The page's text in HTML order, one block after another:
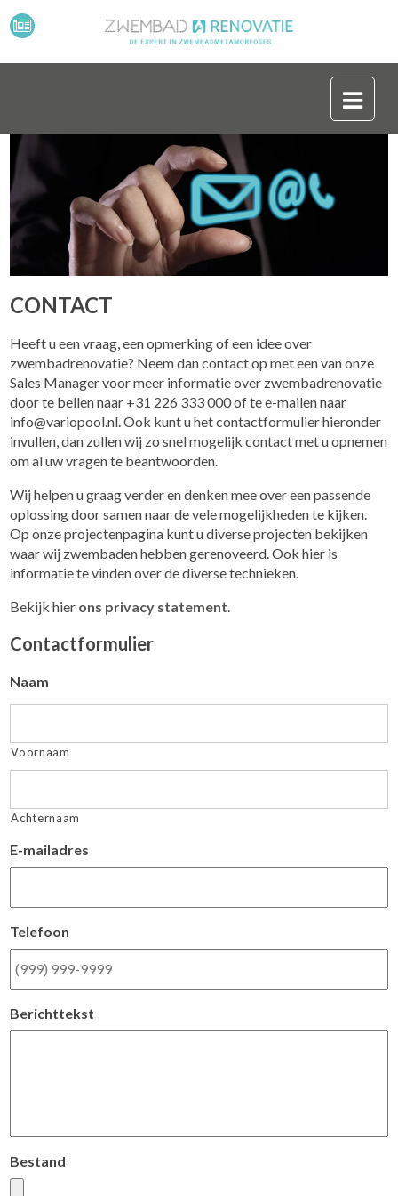
CONTACT
Heeft u een vraag, een opmerking of een idee over
zwembadrenovatie? Neem dan contact op met een van onze
Sales Manager voor meer informatie over zwembadrenovatie
door te bellen naar +31 226 333 000 of te e-mailen naar
info@variopool.nl. Ook kunt u het contactformulier hieronder
invullen, dan zullen wij zo snel mogelijk contact met u opnemen
om al uw vragen te beantwoorden.
Wij helpen u graag verder en denken mee over een passende
oplossing door samen naar de vele mogelijkheden te kijken.
Op onze projectenpagina kunt u diverse projecten bekijken
waar wij zwembaden hebben gerenoveerd. Ook hier is
informatie te vinden over de diverse technieken.
Bekijk hier ons privacy statement.
Contactformulier
Naam
Voornaam
Achternaam
E-mailadres
Telefoon
Berichttekst
Bestand